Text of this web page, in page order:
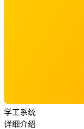
学工系统
详细介绍